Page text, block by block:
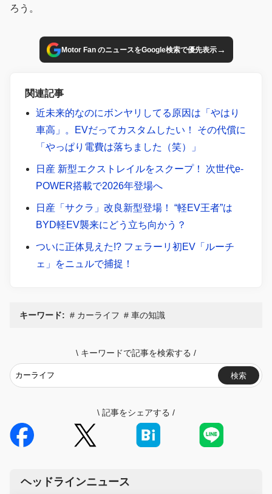
ろう。
Motor Fan のニュースをGoogle検索で優先表示→
関連記事
近未来的なのにボンヤリしてる原因は「やはり
車高」。EVだってカスタムしたい！ その代償に
「やっぱり電費は落ちました（笑）」
日産 新型エクストレイルをスクープ！ 次世代e-
POWER搭載で2026年登場へ
日産「サクラ」改良新型登場！ “軽EV王者”は
BYD軽EV襲来にどう立ち向かう？
ついに正体見えた!? フェラーリ初EV「ルーチ
ェ」をニュルで捕捉！
キーワード: カーライフ 車の知識
\ キーワードで記事を検索する /
検索
\ 記事をシェアする /
ヘッドラインニュース